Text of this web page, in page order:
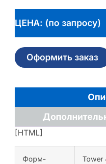
ЦЕНА: (по запросу)
Оформить заказ
[HTML]
Форм-
Tower